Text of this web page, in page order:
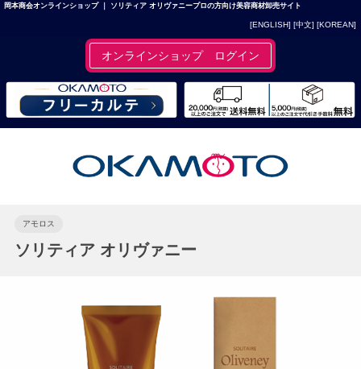
岡本商会オンラインショップ ｜ ソリティア オリヴァニープロの方向け美容商材卸売サイト
[ENGLISH] [中文] [KOREAN]
オンラインショップ ログイン
アモロス
ソリティア オリヴァニー